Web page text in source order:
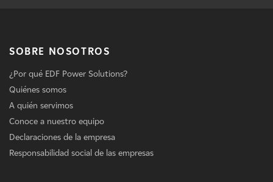
SOBRE NOSOTROS
¿Por qué EDF Power Solutions?
Quiénes somos
A quién servimos
Conoce a nuestro equipo
Declaraciones de la empresa
Responsabilidad social de las empresas